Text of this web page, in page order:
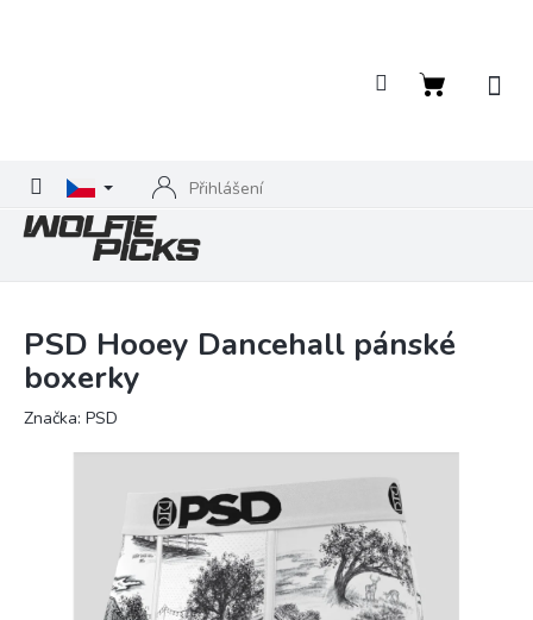
Přihlášení
Nákupní
PSD Hooey Dancehall pánské
boxerky
Značka: PSD